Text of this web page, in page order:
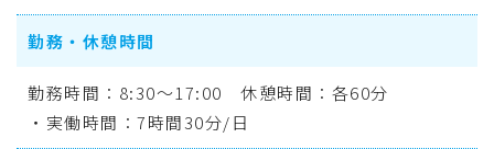
勤務・休憩時間
勤務時間：8:30～17:00 休憩時間：各60分
・実働時間：7時間30分/日